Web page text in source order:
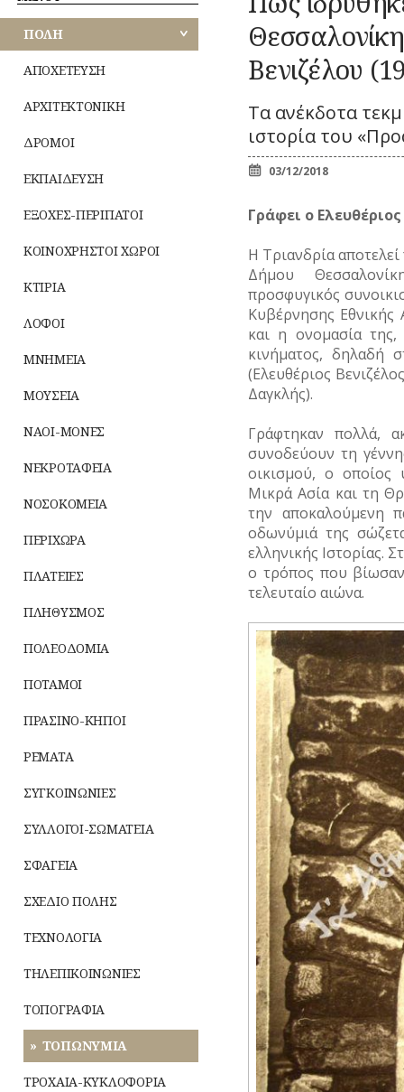
ΚΟΙΝΟΧΡΗΣΤΟΙ
ΧΩΡΟΙ
ΚΤΙΡΙΑ
ΜΝΗΜΕΙΑ
ΝΑΟΙ-ΜΟΝΕΣ
ΝΕΚΡΟΤΑΦΕΙΑ
ΠΕΡΙΧΩΡΑ
ΠΛΗΘΥΣΜΟΣ
ΠΟΤΑΜΟΙ
ΚΟΜΙΚΣ
ΣΚΙΤΣΑ
(ΓΕΛΟΙΟΓΡΑΦΙΕΣ)
–
ΠΟΙΗΣΗ
(ΟΛΥΜΠΙΣΜΟΣ)
ΤΗΛΕΟΡΑΣΗ
ΦΩΤΟΓΡΑΦΙΑ
ΑΘΗΝΩΝ
ΑΝΑΤΟΛΙΚΗΣ
ΕΟΡΤΕΣ
ΞΩΚΚΛΗΣΙΑ
ΒΙΟΣ
Δημώδης
Μύθοι
Παροιμίες
Αινίγματα
ΠΟΛΗ
ΑΠΟΧΕΤΕΥΣΗ
ΑΡΧΙΤΕΚΤΟΝΙΚΗ
ΔΡΟΜΟΙ
ΕΚΠΑΙΔΕΥΣΗ
ΕΞΟΧΕΣ-ΠΕΡΙΠΑΤΟΙ
ΚΟΙΝΟΧΡΗΣΤΟΙ ΧΩΡΟΙ
ΚΤΙΡΙΑ
ΛΟΦΟΙ
ΜΝΗΜΕΙΑ
ΜΟΥΣΕΙΑ
ΝΑΟΙ-ΜΟΝΕΣ
ΝΕΚΡΟΤΑΦΕΙΑ
ΝΟΣΟΚΟΜΕΙΑ
ΠΕΡΙΧΩΡΑ
ΠΛΑΤΕΙΕΣ
ΠΛΗΘΥΣΜΟΣ
ΠΟΛΕΟΔΟΜΙΑ
ΠΟΤΑΜΟΙ
ΠΡΑΣΙΝΟ-ΚΗΠΟΙ
ΡΕΜΑΤΑ
ΣΥΓΚΟΙΝΩΝΙΕΣ
ΣΥΛΛΟΓΟΙ-ΣΩΜΑΤΕΙΑ
ΣΦΑΓΕΙΑ
ΣΧΕΔΙΟ ΠΟΛΗΣ
ΤΕΧΝΟΛΟΓΙΑ
ΤΗΛΕΠΙΚΟΙΝΩΝΙΕΣ
ΤΟΠΟΓΡΑΦΙΑ
ΤΟΠΩΝΥΜΙΑ
ΤΡΟΧΑΙΑ-ΚΥΚΛΟΦΟΡΙΑ
Βενιζέλου
Τα ανέκδοτα
ιστορία του
03/12/2018
Γράφει ο
Η Τριανδρία
Δήμου
προσφυγικός
Κυβέρνησης Εθνικής
και η ονομασία της,
κινήματος, δηλαδή
(Ελευθέριος
Δαγκλής).
Γράφτηκαν πολλά,
συνοδεύουν τη
οικισμού, ο οποίος
Μικρά Ασία και τη
την αποκαλούμενη
οδωνύμιά της
ελληνικής Ιστορίας.
ο τρόπος που
τελευταίο αιώνα.